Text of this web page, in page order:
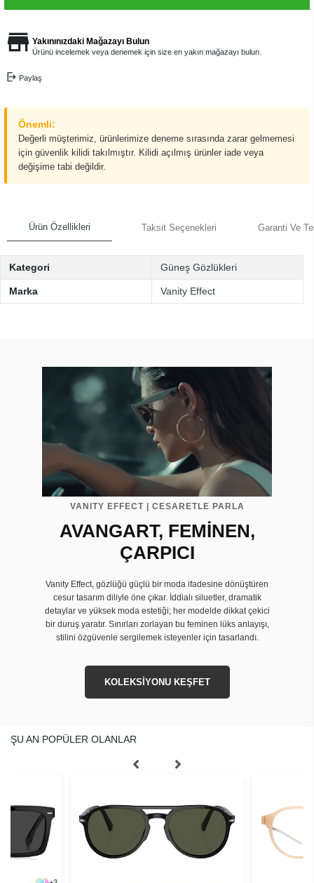
Yakınınızdaki Mağazayı Bulun
Ürünü incelemek veya denemek için size en yakın mağazayı bulun.
Paylaş
Önemli:
Değerli müşterimiz, ürünlerimize deneme sırasında zarar gelmemesi
için güvenlik kilidi takılmıştır. Kilidi açılmış ürünler iade veya
değişime tabi değildir.
Ürün Özellikleri Taksit Seçenekleri Garanti Ve
Kategori Güneş Gözlükleri
Marka Vanity Effect
VANITY EFFECT | CESARETLE PARLA
AVANGART, FEMİNEN,
ÇARPICI
Vanity Effect, gözlüğü güçlü bir moda ifadesine dönüştüren
cesur tasarım diliyle öne çıkar. İddialı siluetler, dramatik
detaylar ve yüksek moda estetiği; her modelde dikkat çekici
bir duruş yaratır. Sınırları zorlayan bu feminen lüks anlayışı,
stilini özgüvenle sergilemek isteyenler için tasarlandı.
KOLEKSİYONU KEŞFET
ŞU AN POPÜLER OLANLAR